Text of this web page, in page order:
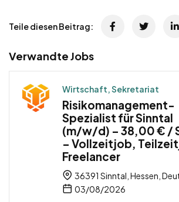
Teile diesen Beitrag:
Verwandte Jobs
Wirtschaft, Sekretariat
Risikomanagement-
Spezialist für Sinntal
(m/w/d) – 38,00 € /
– Vollzeitjob,
Freelancer
36391 Sinntal, Hessen,
03/08/2026